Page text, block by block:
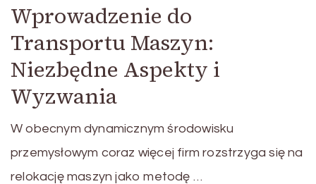
Wprowadzenie do
Transportu Maszyn:
Niezbędne Aspekty i
Wyzwania
W obecnym dynamicznym środowisku
przemysłowym coraz więcej firm rozstrzyga się na
relokację maszyn jako metodę …